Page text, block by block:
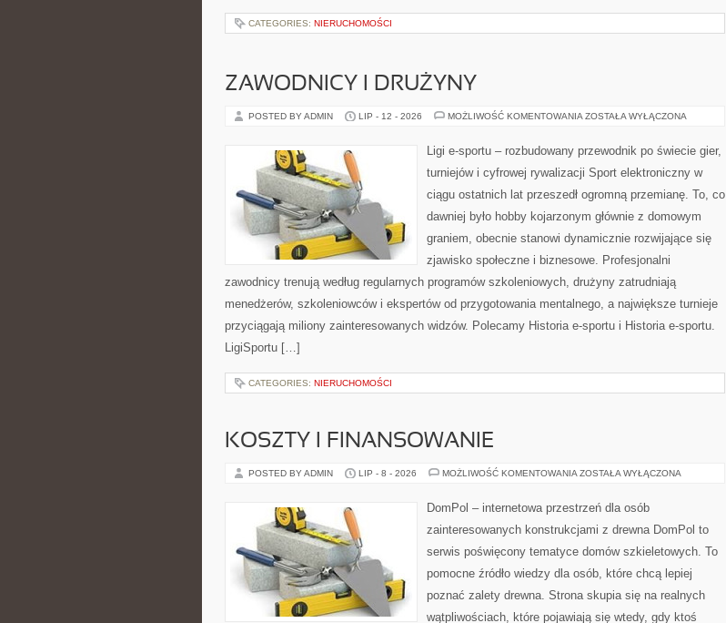
CATEGORIES: NIERUCHOMOŚCI
ZAWODNICY I DRUŻYNY
POSTED BY ADMIN LIP - 12 - 2026 MOŻLIWOŚĆ KOMENTOWANIA ZAWODNICY
ZOSTAŁA WYŁĄCZONA
Ligi e-sportu – rozbudowany przewodnik po świecie gier,
turniejów i cyfrowej rywalizacji Sport elektroniczny w
ciągu ostatnich lat przeszedł ogromną przemianę. To, co
dawniej było hobby kojarzonym głównie z domowym
graniem, obecnie stanowi dynamicznie rozwijające się
zjawisko społeczne i biznesowe. Profesjonalni
zawodnicy trenują według regularnych programów szkoleniowych, drużyny zatrudniają
menedżerów, szkoleniowców i ekspertów od przygotowania mentalnego, a największe turnieje
przyciągają miliony zainteresowanych widzów. Polecamy Historia e-sportu i Historia e-sportu.
LigiSportu […]
CATEGORIES: NIERUCHOMOŚCI
KOSZTY I FINANSOWANIE
POSTED BY ADMIN LIP - 8 - 2026 MOŻLIWOŚĆ KOMENTOWANIA KOSZTY
ZOSTAŁA WYŁĄCZONA
DomPol – internetowa przestrzeń dla osób
zainteresowanych konstrukcjami z drewna DomPol to
serwis poświęcony tematyce domów szkieletowych. To
pomocne źródło wiedzy dla osób, które chcą lepiej
poznać zalety drewna. Strona skupia się na realnych
wątpliwościach, które pojawiają się wtedy, gdy ktoś